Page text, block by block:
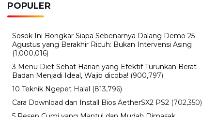
POPULER
Sosok Ini Bongkar Siapa Sebenarnya Dalang Demo 25
Agustus yang Berakhir Ricuh: Bukan Intervensi Asing
(1,000,016)
3 Menu Diet Sehat Harian yang Efektif Turunkan Berat
Badan Menjadi Ideal, Wajib dicoba! (900,797)
10 Teknik Ngepet Halal (813,796)
Cara Download dan Install Bios AetherSX2 PS2 (702,350)